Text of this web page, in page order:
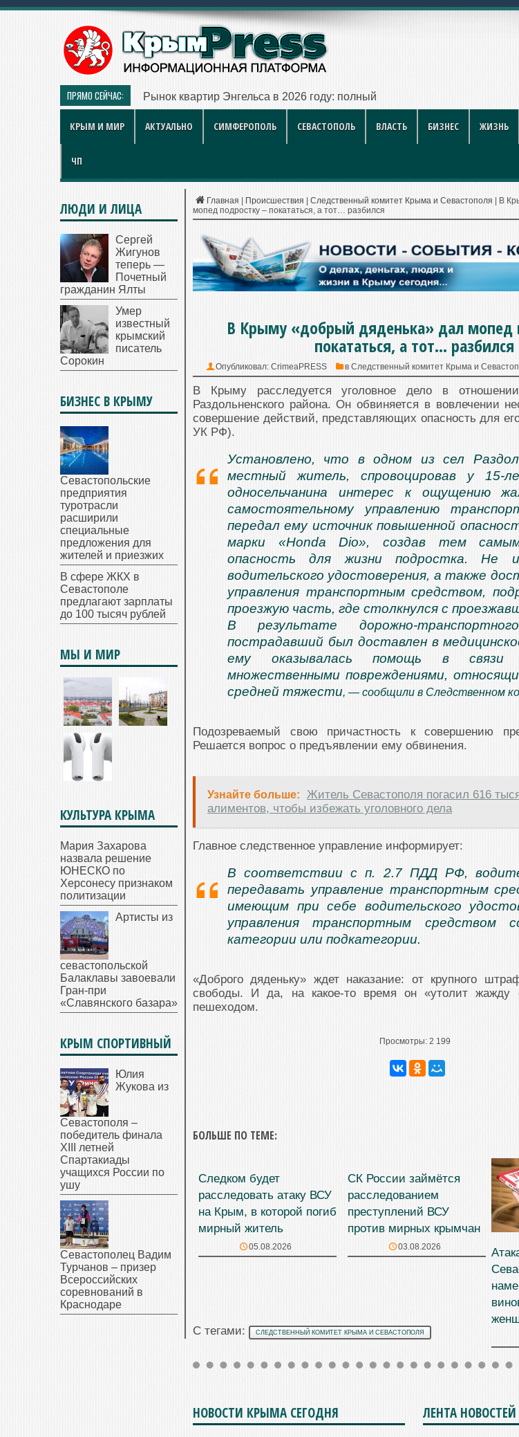
ПРЯМО СЕЙЧАС: Рынок квартир Энгельса в 2026 году: полный гид для покупателя —
КРЫМ И МИР АКТУАЛЬНО СИМФЕРОПОЛЬ СЕВАСТОПОЛЬ ВЛАСТЬ БИЗНЕС ЖИЗНЬ
ЧП
Главная Происшествия Следственный комитет Крыма и Севастополя
В
мопед подростку – покататься, а тот… разбился
В Крыму «добрый дяденька» дал мопед
покататься, а тот… разбился
Опубликовал: CrimeaPRESS в Следственный комитет Крыма и
В Крыму расследуется уголовное дело в отношении
Раздольненского района. Он обвиняется в вовлечении
совершение действий, представляющих опасность для
УК РФ).
Установлено, что в одном из сел
местный житель, спровоцировав у 15-
односельчанина интерес к ощущению
самостоятельному управлению
передал ему источник повышенной
марки «Honda Dio», создав тем
опасность для жизни подростка. Не
водительского удостоверения, а также
управления транспортным средством,
проезжую часть, где столкнулся с
В результате дорожно-
пострадавший был доставлен в
ему оказывалась помощь в связи
множественными повреждениями,
средней тяжести, — сообщили в Следственном
Подозреваемый свою причастность к совершению
Решается вопрос о предъявлении ему обвинения.
Узнайте больше:
Житель Севастополя погасил 616
алиментов, чтобы избежать уголовного дела
Главное следственное управление информирует:
В соответствии с п. 2.7 ПДД РФ,
передавать управление транспортным
имеющим при себе водительского
управления транспортным средством
категории или подкатегории.
«Доброго дяденьку» ждет наказание: от крупного
свободы. И да, на какое-то время он «утолит жажду
пешеходом.
Просмотры: 2 199
БОЛЬШЕ ПО ТЕМЕ:
Следком будет
расследовать атаку ВСУ
на Крым, в которой погиб
мирный житель
05.08.2026
СК России займётся
расследованием
преступлений ВСУ
против мирных крымчан
03.08.2026
С тегами: СЛЕДСТВЕННЫЙ КОМИТЕТ КРЫМА И СЕВАСТОПОЛЯ
НОВОСТИ КРЫМА СЕГОДНЯ ЛЕНТА
ЛЮДИ И ЛИЦА
Сергей
Жигунов
теперь —
Почетный
гражданин Ялты
Умер
известный
крымский
писатель
Сорокин
БИЗНЕС В КРЫМУ
Севастопольские
предприятия
туротрасли
расширили
специальные
предложения для
жителей и приезжих
В сфере ЖКХ в
Севастополе
предлагают зарплаты
до 100 тысяч рублей
МЫ И МИР
КУЛЬТУРА КРЫМА
Мария Захарова
назвала решение
ЮНЕСКО по
Херсонесу признаком
политизации
Артисты из
севастопольской
Балаклавы завоевали
Гран-при
«Славянского базара»
КРЫМ СПОРТИВНЫЙ
Юлия
Жукова из
Севастополя –
победитель финала
XIII летней
Спартакиады
учащихся России по
ушу
Севастополец Вадим
Турчанов – призер
Всероссийских
соревнований в
Краснодаре